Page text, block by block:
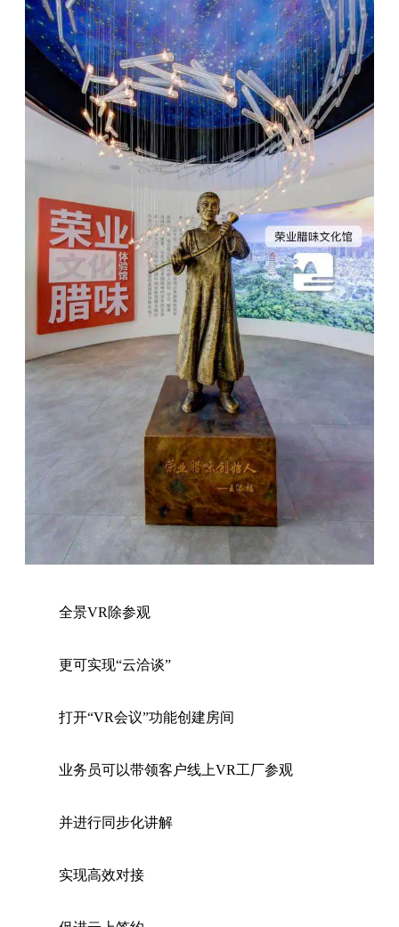
全景VR除参观
更可实现“云洽谈”
打开“VR会议”功能创建房间
业务员可以带领客户线上VR工厂参观
并进行同步化讲解
实现高效对接